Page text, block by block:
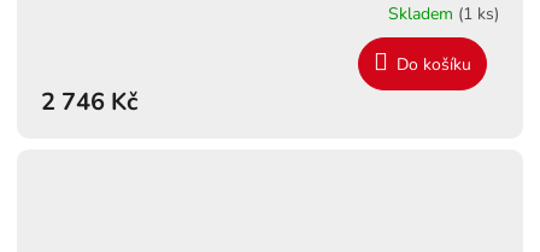
R
M
Skladem (1 ks)
2 746 Kč
Do košíku